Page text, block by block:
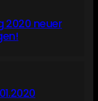
2020 neuer